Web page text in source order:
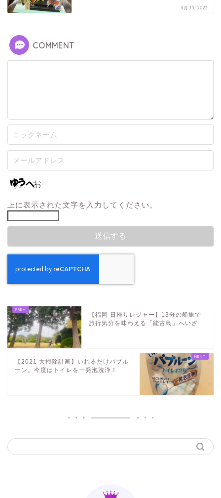
4月 13, 2023
COMMENT
上に表示された文字を入力してください。
【福岡 日帰りレジャー】13分の船旅で
旅行気分を味わえる「能古島」へいざ
【2021 大掃除計画】いれるだけバブル
ーン。今度はトイレを一発泡洗浄！